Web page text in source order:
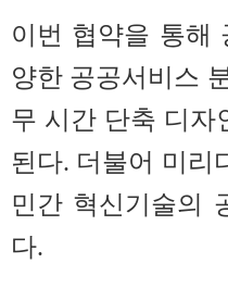
이번 협약을 통해
양한 공공서비스
무 시간 단축 디자
된다. 더불어 미리
민간 혁신기술의
다.